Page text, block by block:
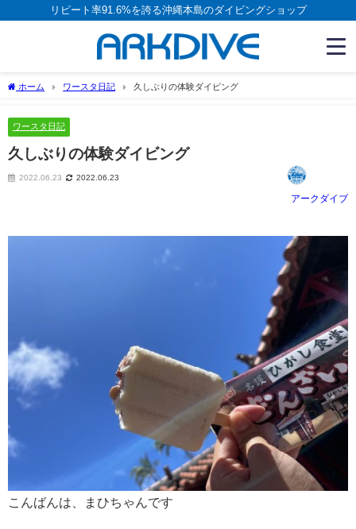
リピート率91.6%を誇る沖縄本島のダイビングショップ
ホーム ワースタ日記 久しぶりの体験ダイビング
ワースタ日記
久しぶりの体験ダイビング
2022.06.23 2022.06.23
アークダイブ
こんばんは、まひちゃんです